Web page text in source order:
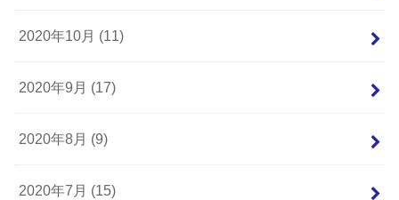
2020年10月 (11)
2020年9月 (17)
2020年8月 (9)
2020年7月 (15)